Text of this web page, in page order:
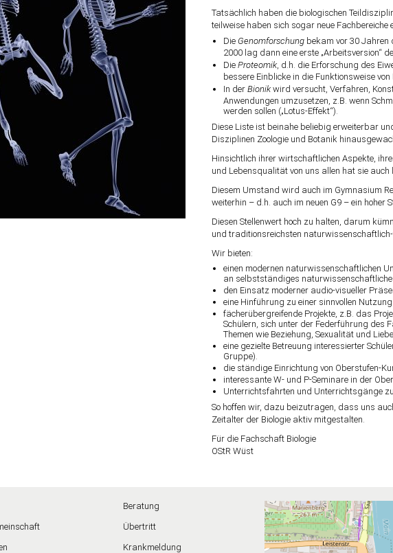
Tatsächlich haben die biologischen
teilweise haben sich sogar neue Fachbereiche
Die Genomforschungbekam vor 30 Jahren
2000 lag dann eine erste „Arbeitsversion“
Die Proteomik, d.h. die Erforschung des
bessere Einblicke in die Funktionsweise
In der Bionikwird versucht, Verfahren,
Anwendungen umzusetzen, z.B. wenn
werden sollen („Lotus-Effekt“).
Diese Liste ist beinahe beliebig erweiterbar
Disziplinen Zoologie und Botanik
Hinsichtlich ihrer wirtschaftlichen Aspekte,
und Lebensqualität von uns allen hat sie
Diesem Umstand wird auch im Gymnasium
weiterhin – d.h. auch im neuen G9 – ein hoher
Diesen Stellenwert hoch zu halten, darum
und traditionsreichsten
Wir bieten:
einen modernen naturwissenschaftlichen
an selbstständiges
den Einsatz moderner audio-visueller
eine Hinführung zu einer sinnvollen
fächerübergreifende Projekte, z.B. das
Schülern, sich unter der Federführung des
Themen wie Beziehung, Sexualität und
eine gezielte Betreuung interessierter
Gruppe).
die ständige Einrichtung von Oberstufen-
interessante W- und P-Seminare in der
Unterrichtsfahrten und Unterrichtsgänge
So hoffen wir, dazu beizutragen, dass uns
Zeitalter der Biologie aktiv mitgestalten.
Für die Fachschaft Biologie
OStR Wüst
Beratung
Übertritt
Krankmeldung